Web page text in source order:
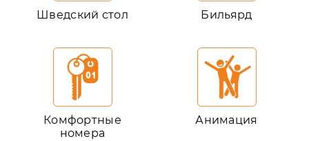
Шведский стол Бильярд
Комфортные
номера
Анимация